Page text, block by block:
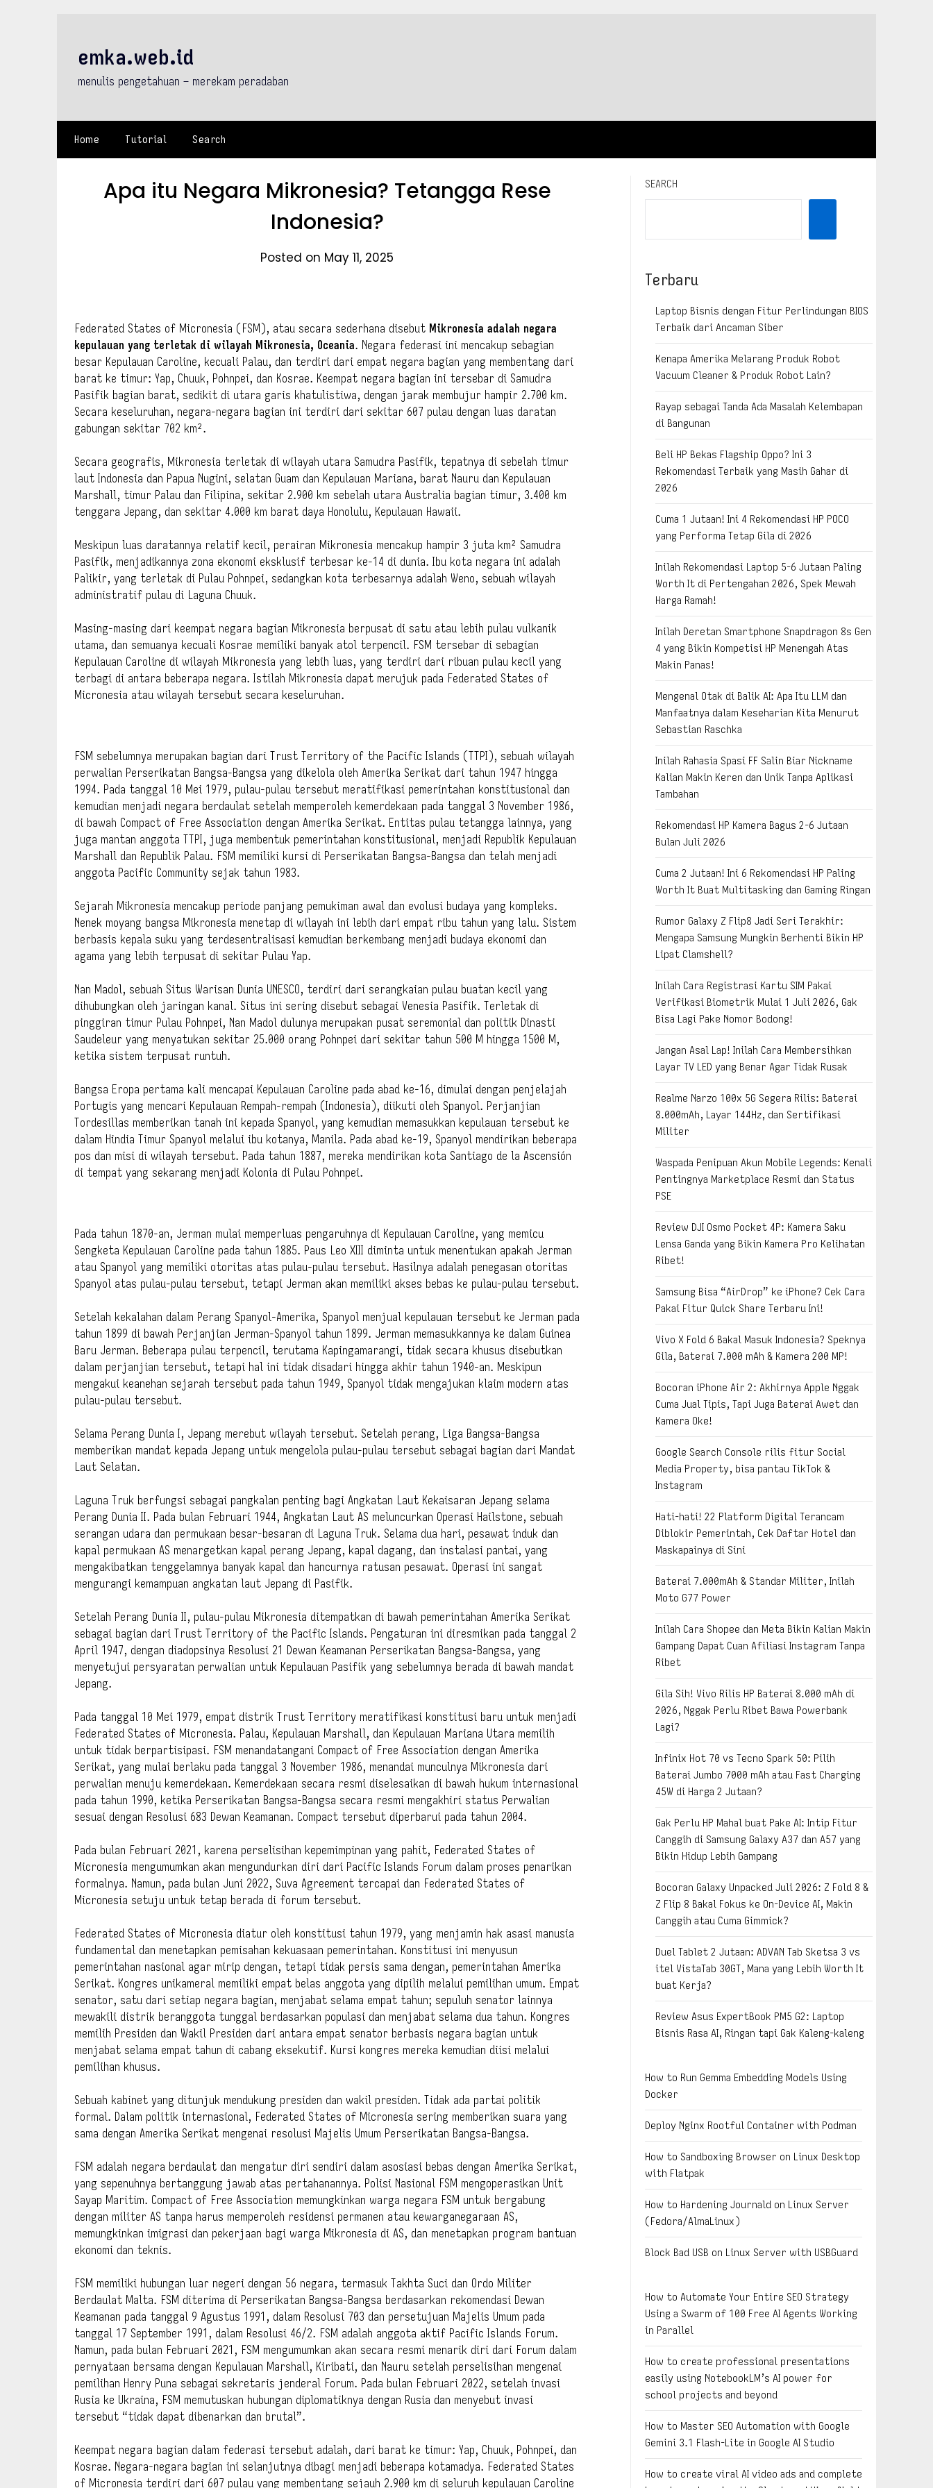
emka.web.id
menulis pengetahuan – merekam peradaban
Home Tutorial Search
Apa itu Negara Mikronesia? Tetangga Rese
Indonesia?
Posted on May 11, 2025
Federated States of Micronesia (FSM), atau secara sederhana disebut Mikronesia adalah negara
kepulauan yang terletak di wilayah Mikronesia, Oceania. Negara federasi ini mencakup sebagian
besar Kepulauan Caroline, kecuali Palau, dan terdiri dari empat negara bagian yang membentang dari
barat ke timur: Yap, Chuuk, Pohnpei, dan Kosrae. Keempat negara bagian ini tersebar di Samudra
Pasifik bagian barat, sedikit di utara garis khatulistiwa, dengan jarak membujur hampir 2.700 km.
Secara keseluruhan, negara-negara bagian ini terdiri dari sekitar 607 pulau dengan luas daratan
gabungan sekitar 702 km².
Secara geografis, Mikronesia terletak di wilayah utara Samudra Pasifik, tepatnya di sebelah timur
laut Indonesia dan Papua Nugini, selatan Guam dan Kepulauan Mariana, barat Nauru dan Kepulauan
Marshall, timur Palau dan Filipina, sekitar 2.900 km sebelah utara Australia bagian timur, 3.400 km
tenggara Jepang, dan sekitar 4.000 km barat daya Honolulu, Kepulauan Hawaii.
Meskipun luas daratannya relatif kecil, perairan Mikronesia mencakup hampir 3 juta km² Samudra
Pasifik, menjadikannya zona ekonomi eksklusif terbesar ke-14 di dunia. Ibu kota negara ini adalah
Palikir, yang terletak di Pulau Pohnpei, sedangkan kota terbesarnya adalah Weno, sebuah wilayah
administratif pulau di Laguna Chuuk.
Masing-masing dari keempat negara bagian Mikronesia berpusat di satu atau lebih pulau vulkanik
utama, dan semuanya kecuali Kosrae memiliki banyak atol terpencil. FSM tersebar di sebagian
Kepulauan Caroline di wilayah Mikronesia yang lebih luas, yang terdiri dari ribuan pulau kecil yang
terbagi di antara beberapa negara. Istilah Mikronesia dapat merujuk pada Federated States of
Micronesia atau wilayah tersebut secara keseluruhan.
FSM sebelumnya merupakan bagian dari Trust Territory of the Pacific Islands (TTPI), sebuah wilayah
perwalian Perserikatan Bangsa-Bangsa yang dikelola oleh Amerika Serikat dari tahun 1947 hingga
1994. Pada tanggal 10 Mei 1979, pulau-pulau tersebut meratifikasi pemerintahan konstitusional dan
kemudian menjadi negara berdaulat setelah memperoleh kemerdekaan pada tanggal 3 November 1986,
di bawah Compact of Free Association dengan Amerika Serikat. Entitas pulau tetangga lainnya, yang
juga mantan anggota TTPI, juga membentuk pemerintahan konstitusional, menjadi Republik Kepulauan
Marshall dan Republik Palau. FSM memiliki kursi di Perserikatan Bangsa-Bangsa dan telah menjadi
anggota Pacific Community sejak tahun 1983.
Sejarah Mikronesia mencakup periode panjang pemukiman awal dan evolusi budaya yang kompleks.
Nenek moyang bangsa Mikronesia menetap di wilayah ini lebih dari empat ribu tahun yang lalu. Sistem
berbasis kepala suku yang terdesentralisasi kemudian berkembang menjadi budaya ekonomi dan
agama yang lebih terpusat di sekitar Pulau Yap.
Nan Madol, sebuah Situs Warisan Dunia UNESCO, terdiri dari serangkaian pulau buatan kecil yang
dihubungkan oleh jaringan kanal. Situs ini sering disebut sebagai Venesia Pasifik. Terletak di
pinggiran timur Pulau Pohnpei, Nan Madol dulunya merupakan pusat seremonial dan politik Dinasti
Saudeleur yang menyatukan sekitar 25.000 orang Pohnpei dari sekitar tahun 500 M hingga 1500 M,
ketika sistem terpusat runtuh.
Bangsa Eropa pertama kali mencapai Kepulauan Caroline pada abad ke-16, dimulai dengan penjelajah
Portugis yang mencari Kepulauan Rempah-rempah (Indonesia), diikuti oleh Spanyol. Perjanjian
Tordesillas memberikan tanah ini kepada Spanyol, yang kemudian memasukkan kepulauan tersebut ke
dalam Hindia Timur Spanyol melalui ibu kotanya, Manila. Pada abad ke-19, Spanyol mendirikan beberapa
pos dan misi di wilayah tersebut. Pada tahun 1887, mereka mendirikan kota Santiago de la Ascensión
di tempat yang sekarang menjadi Kolonia di Pulau Pohnpei.
Pada tahun 1870-an, Jerman mulai memperluas pengaruhnya di Kepulauan Caroline, yang memicu
Sengketa Kepulauan Caroline pada tahun 1885. Paus Leo XIII diminta untuk menentukan apakah Jerman
atau Spanyol yang memiliki otoritas atas pulau-pulau tersebut. Hasilnya adalah penegasan otoritas
Spanyol atas pulau-pulau tersebut, tetapi Jerman akan memiliki akses bebas ke pulau-pulau tersebut.
Setelah kekalahan dalam Perang Spanyol-Amerika, Spanyol menjual kepulauan tersebut ke Jerman pada
tahun 1899 di bawah Perjanjian Jerman-Spanyol tahun 1899. Jerman memasukkannya ke dalam Guinea
Baru Jerman. Beberapa pulau terpencil, terutama Kapingamarangi, tidak secara khusus disebutkan
dalam perjanjian tersebut, tetapi hal ini tidak disadari hingga akhir tahun 1940-an. Meskipun
mengakui keanehan sejarah tersebut pada tahun 1949, Spanyol tidak mengajukan klaim modern atas
pulau-pulau tersebut.
Selama Perang Dunia I, Jepang merebut wilayah tersebut. Setelah perang, Liga Bangsa-Bangsa
memberikan mandat kepada Jepang untuk mengelola pulau-pulau tersebut sebagai bagian dari Mandat
Laut Selatan.
Laguna Truk berfungsi sebagai pangkalan penting bagi Angkatan Laut Kekaisaran Jepang selama
Perang Dunia II. Pada bulan Februari 1944, Angkatan Laut AS meluncurkan Operasi Hailstone, sebuah
serangan udara dan permukaan besar-besaran di Laguna Truk. Selama dua hari, pesawat induk dan
kapal permukaan AS menargetkan kapal perang Jepang, kapal dagang, dan instalasi pantai, yang
mengakibatkan tenggelamnya banyak kapal dan hancurnya ratusan pesawat. Operasi ini sangat
mengurangi kemampuan angkatan laut Jepang di Pasifik.
Setelah Perang Dunia II, pulau-pulau Mikronesia ditempatkan di bawah pemerintahan Amerika Serikat
sebagai bagian dari Trust Territory of the Pacific Islands. Pengaturan ini diresmikan pada tanggal 2
April 1947, dengan diadopsinya Resolusi 21 Dewan Keamanan Perserikatan Bangsa-Bangsa, yang
menyetujui persyaratan perwalian untuk Kepulauan Pasifik yang sebelumnya berada di bawah mandat
Jepang.
Pada tanggal 10 Mei 1979, empat distrik Trust Territory meratifikasi konstitusi baru untuk menjadi
Federated States of Micronesia. Palau, Kepulauan Marshall, dan Kepulauan Mariana Utara memilih
untuk tidak berpartisipasi. FSM menandatangani Compact of Free Association dengan Amerika
Serikat, yang mulai berlaku pada tanggal 3 November 1986, menandai munculnya Mikronesia dari
perwalian menuju kemerdekaan. Kemerdekaan secara resmi diselesaikan di bawah hukum internasional
pada tahun 1990, ketika Perserikatan Bangsa-Bangsa secara resmi mengakhiri status Perwalian
sesuai dengan Resolusi 683 Dewan Keamanan. Compact tersebut diperbarui pada tahun 2004.
Pada bulan Februari 2021, karena perselisihan kepemimpinan yang pahit, Federated States of
Micronesia mengumumkan akan mengundurkan diri dari Pacific Islands Forum dalam proses penarikan
formalnya. Namun, pada bulan Juni 2022, Suva Agreement tercapai dan Federated States of
Micronesia setuju untuk tetap berada di forum tersebut.
Federated States of Micronesia diatur oleh konstitusi tahun 1979, yang menjamin hak asasi manusia
fundamental dan menetapkan pemisahan kekuasaan pemerintahan. Konstitusi ini menyusun
pemerintahan nasional agar mirip dengan, tetapi tidak persis sama dengan, pemerintahan Amerika
Serikat. Kongres unikameral memiliki empat belas anggota yang dipilih melalui pemilihan umum. Empat
senator, satu dari setiap negara bagian, menjabat selama empat tahun; sepuluh senator lainnya
mewakili distrik beranggota tunggal berdasarkan populasi dan menjabat selama dua tahun. Kongres
memilih Presiden dan Wakil Presiden dari antara empat senator berbasis negara bagian untuk
menjabat selama empat tahun di cabang eksekutif. Kursi kongres mereka kemudian diisi melalui
pemilihan khusus.
Sebuah kabinet yang ditunjuk mendukung presiden dan wakil presiden. Tidak ada partai politik
formal. Dalam politik internasional, Federated States of Micronesia sering memberikan suara yang
sama dengan Amerika Serikat mengenai resolusi Majelis Umum Perserikatan Bangsa-Bangsa.
FSM adalah negara berdaulat dan mengatur diri sendiri dalam asosiasi bebas dengan Amerika Serikat,
yang sepenuhnya bertanggung jawab atas pertahanannya. Polisi Nasional FSM mengoperasikan Unit
Sayap Maritim. Compact of Free Association memungkinkan warga negara FSM untuk bergabung
dengan militer AS tanpa harus memperoleh residensi permanen atau kewarganegaraan AS,
memungkinkan imigrasi dan pekerjaan bagi warga Mikronesia di AS, dan menetapkan program bantuan
ekonomi dan teknis.
FSM memiliki hubungan luar negeri dengan 56 negara, termasuk Takhta Suci dan Ordo Militer
Berdaulat Malta. FSM diterima di Perserikatan Bangsa-Bangsa berdasarkan rekomendasi Dewan
Keamanan pada tanggal 9 Agustus 1991, dalam Resolusi 703 dan persetujuan Majelis Umum pada
tanggal 17 September 1991, dalam Resolusi 46/2. FSM adalah anggota aktif Pacific Islands Forum.
Namun, pada bulan Februari 2021, FSM mengumumkan akan secara resmi menarik diri dari Forum dalam
pernyataan bersama dengan Kepulauan Marshall, Kiribati, dan Nauru setelah perselisihan mengenai
pemilihan Henry Puna sebagai sekretaris jenderal Forum. Pada bulan Februari 2022, setelah invasi
Rusia ke Ukraina, FSM memutuskan hubungan diplomatiknya dengan Rusia dan menyebut invasi
tersebut “tidak dapat dibenarkan dan brutal”.
Keempat negara bagian dalam federasi tersebut adalah, dari barat ke timur: Yap, Chuuk, Pohnpei, dan
Kosrae. Negara-negara bagian ini selanjutnya dibagi menjadi beberapa kotamadya. Federated States
of Micronesia terdiri dari 607 pulau yang membentang sejauh 2.900 km di seluruh kepulauan Caroline
SEARCH
Terbaru
Laptop Bisnis dengan Fitur Perlindungan BIOS
Terbaik dari Ancaman Siber
Kenapa Amerika Melarang Produk Robot
Vacuum Cleaner & Produk Robot Lain?
Rayap sebagai Tanda Ada Masalah Kelembapan
di Bangunan
Beli HP Bekas Flagship Oppo? Ini 3
Rekomendasi Terbaik yang Masih Gahar di
2026
Cuma 1 Jutaan! Ini 4 Rekomendasi HP POCO
yang Performa Tetap Gila di 2026
Inilah Rekomendasi Laptop 5-6 Jutaan Paling
Worth It di Pertengahan 2026, Spek Mewah
Harga Ramah!
Inilah Deretan Smartphone Snapdragon 8s Gen
4 yang Bikin Kompetisi HP Menengah Atas
Makin Panas!
Mengenal Otak di Balik AI: Apa Itu LLM dan
Manfaatnya dalam Keseharian Kita Menurut
Sebastian Raschka
Inilah Rahasia Spasi FF Salin Biar Nickname
Kalian Makin Keren dan Unik Tanpa Aplikasi
Tambahan
Rekomendasi HP Kamera Bagus 2-6 Jutaan
Bulan Juli 2026
Cuma 2 Jutaan! Ini 6 Rekomendasi HP Paling
Worth It Buat Multitasking dan Gaming Ringan
Rumor Galaxy Z Flip8 Jadi Seri Terakhir:
Mengapa Samsung Mungkin Berhenti Bikin HP
Lipat Clamshell?
Inilah Cara Registrasi Kartu SIM Pakai
Verifikasi Biometrik Mulai 1 Juli 2026, Gak
Bisa Lagi Pake Nomor Bodong!
Jangan Asal Lap! Inilah Cara Membersihkan
Layar TV LED yang Benar Agar Tidak Rusak
Realme Narzo 100x 5G Segera Rilis: Baterai
8.000mAh, Layar 144Hz, dan Sertifikasi
Militer
Waspada Penipuan Akun Mobile Legends: Kenali
Pentingnya Marketplace Resmi dan Status
PSE
Review DJI Osmo Pocket 4P: Kamera Saku
Lensa Ganda yang Bikin Kamera Pro Kelihatan
Ribet!
Samsung Bisa “AirDrop” ke iPhone? Cek Cara
Pakai Fitur Quick Share Terbaru Ini!
Vivo X Fold 6 Bakal Masuk Indonesia? Speknya
Gila, Baterai 7.000 mAh & Kamera 200 MP!
Bocoran iPhone Air 2: Akhirnya Apple Nggak
Cuma Jual Tipis, Tapi Juga Baterai Awet dan
Kamera Oke!
Google Search Console rilis fitur Social
Media Property, bisa pantau TikTok &
Instagram
Hati-hati! 22 Platform Digital Terancam
Diblokir Pemerintah, Cek Daftar Hotel dan
Maskapainya di Sini
Baterai 7.000mAh & Standar Militer, Inilah
Moto G77 Power
Inilah Cara Shopee dan Meta Bikin Kalian Makin
Gampang Dapat Cuan Afiliasi Instagram Tanpa
Ribet
Gila Sih! Vivo Rilis HP Baterai 8.000 mAh di
2026, Nggak Perlu Ribet Bawa Powerbank
Lagi?
Infinix Hot 70 vs Tecno Spark 50: Pilih
Baterai Jumbo 7000 mAh atau Fast Charging
45W di Harga 2 Jutaan?
Gak Perlu HP Mahal buat Pake AI: Intip Fitur
Canggih di Samsung Galaxy A37 dan A57 yang
Bikin Hidup Lebih Gampang
Bocoran Galaxy Unpacked Juli 2026: Z Fold 8 &
Z Flip 8 Bakal Fokus ke On-Device AI, Makin
Canggih atau Cuma Gimmick?
Duel Tablet 2 Jutaan: ADVAN Tab Sketsa 3 vs
itel VistaTab 30GT, Mana yang Lebih Worth It
buat Kerja?
Review Asus ExpertBook PM5 G2: Laptop
Bisnis Rasa AI, Ringan tapi Gak Kaleng-kaleng
How to Run Gemma Embedding Models Using
Docker
Deploy Nginx Rootful Container with Podman
How to Sandboxing Browser on Linux Desktop
with Flatpak
How to Hardening Journald on Linux Server
(Fedora/AlmaLinux)
Block Bad USB on Linux Server with USBGuard
How to Automate Your Entire SEO Strategy
Using a Swarm of 100 Free AI Agents Working
in Parallel
How to create professional presentations
easily using NotebookLM’s AI power for
school projects and beyond
How to Master SEO Automation with Google
Gemini 3.1 Flash-Lite in Google AI Studio
How to create viral AI video ads and complete